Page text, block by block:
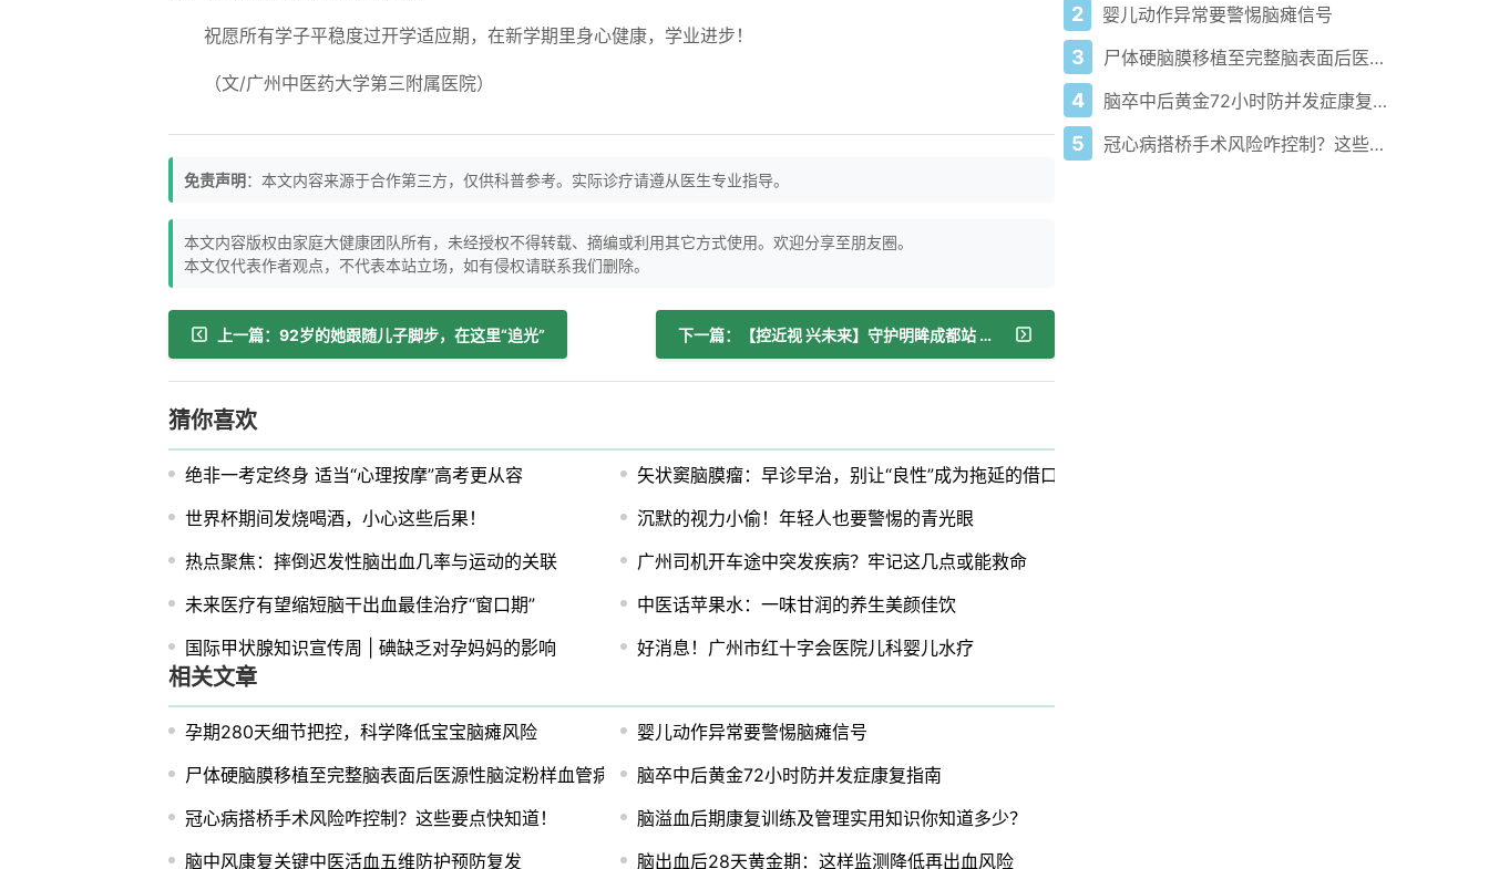
祝愿所有学子平稳度过开学适应期，在新学期里身心健康，学业进步！
（文/广州中医药大学第三附属医院）
免责声明：本文内容来源于合作第三方，仅供科普参考。实际诊疗请遵从医生专业指导。
本文内容版权由家庭大健康团队所有，未经授权不得转载、摘编或利用其它方式使用。欢迎分享至朋友圈。
本文仅代表作者观点，不代表本站立场，如有侵权请联系我们删除。
上一篇：92岁的她跟随儿子脚步，在这里“追光” 下一篇：【控近视 兴未来】守护明眸成都站 共建儿童青少年清晰视界
猜你喜欢
绝非一考定终身 适当“心理按摩”高考更从容
矢状窦脑膜瘤：早诊早治，别让“良性”成为拖延的借口
世界杯期间发烧喝酒，小心这些后果！
沉默的视力小偷！年轻人也要警惕的青光眼
热点聚焦：摔倒迟发性脑出血几率与运动的关联
广州司机开车途中突发疾病？牢记这几点或能救命
未来医疗有望缩短脑干出血最佳治疗“窗口期”
中医话苹果水：一味甘润的养生美颜佳饮
国际甲状腺知识宣传周 | 碘缺乏对孕妈妈的影响
好消息！广州市红十字会医院儿科婴儿水疗
相关文章
孕期280天细节把控，科学降低宝宝脑瘫风险
婴儿动作异常要警惕脑瘫信号
尸体硬脑膜移植至完整脑表面后医源性脑淀粉样血管病的病例报告脑卒中后黄金72小时防并发症康复指南
冠心病搭桥手术风险咋控制？这些要点快知道！
脑溢血后期康复训练及管理实用知识你知道多少？
脑中风康复关键中医活血五维防护预防复发
脑出血后28天黄金期：这样监测降低再出血风险
2 婴儿动作异常要警惕脑瘫信号
3 尸体硬脑膜移植至完整脑表面后医源性脑淀粉样血管病的病例报告
4 脑卒中后黄金72小时防并发症康复指南
5 冠心病搭桥手术风险咋控制？这些要点快知道！